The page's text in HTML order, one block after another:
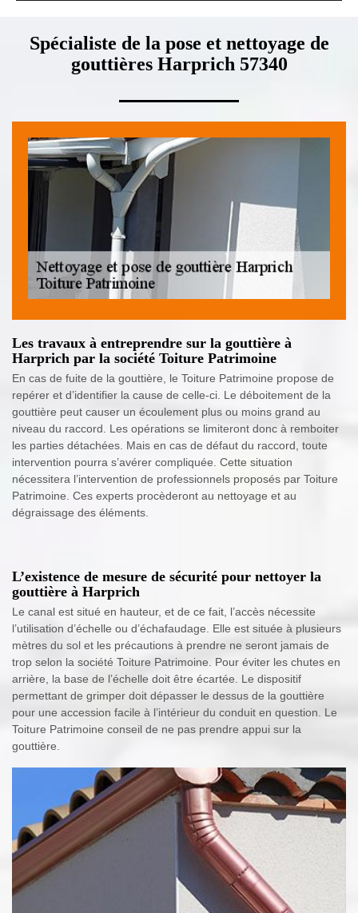
Spécialiste de la pose et nettoyage de
gouttières Harprich 57340
Les travaux à entreprendre sur la gouttière à
Harprich par la société Toiture Patrimoine
En cas de fuite de la gouttière, le Toiture Patrimoine propose de
repérer et d’identifier la cause de celle-ci. Le déboitement de la
gouttière peut causer un écoulement plus ou moins grand au
niveau du raccord. Les opérations se limiteront donc à remboiter
les parties détachées. Mais en cas de défaut du raccord, toute
intervention pourra s’avérer compliquée. Cette situation
nécessitera l’intervention de professionnels proposés par Toiture
Patrimoine. Ces experts procèderont au nettoyage et au
dégraissage des éléments.
L’existence de mesure de sécurité pour nettoyer la
gouttière à Harprich
Le canal est situé en hauteur, et de ce fait, l’accès nécessite
l’utilisation d’échelle ou d’échafaudage. Elle est située à plusieurs
mètres du sol et les précautions à prendre ne seront jamais de
trop selon la société Toiture Patrimoine. Pour éviter les chutes en
arrière, la base de l’échelle doit être écartée. Le dispositif
permettant de grimper doit dépasser le dessus de la gouttière
pour une accession facile à l’intérieur du conduit en question. Le
Toiture Patrimoine conseil de ne pas prendre appui sur la
gouttière.